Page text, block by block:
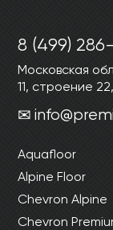
Ваши
8 (499)
Московская
11, строение
Aquafloor
Alpine Floor
Chevron Alpine
Chevron